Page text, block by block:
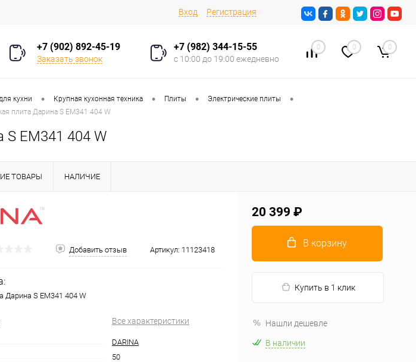
Вход Регистрация
+7 (902) 892-45-19
Заказать звонок
+7 (982) 344-15-55
с 10:00 до 19:00 ежедневно
0 0 0
кухни • Крупная кухонная техника • Плиты • Электрические плиты •
плита Дарина S EM341 404 W
S EM341 404 W
ТОВАРЫ НАЛИЧИЕ
Добавить отзыв Артикул: 11123418
Дарина S EM341 404 W
Все характеристики
DARINA
50
20 399 ₽
В корзину
Купить в 1 клик
Нашли дешевле
В наличии